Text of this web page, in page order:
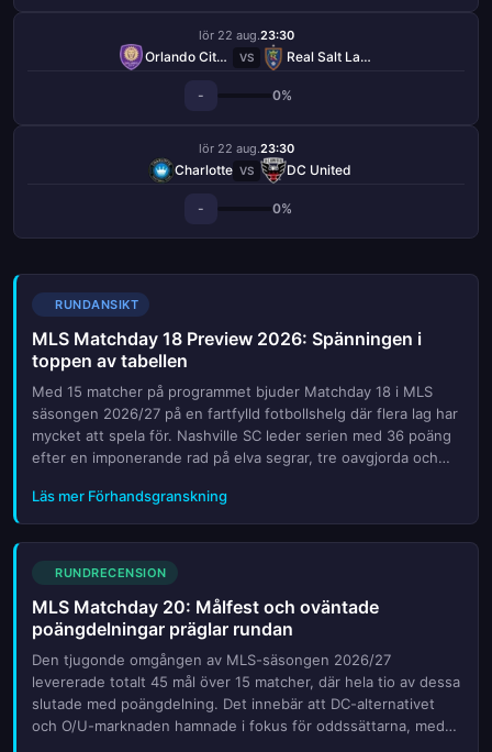
lör 22 aug.23:30
Orlando City SC VS Real Salt Lake
- 0%
lör 22 aug.23:30
Charlotte VS DC United
- 0%
RUNDANSIKT
MLS Matchday 18 Preview 2026: Spänningen i
toppen av tabellen
Med 15 matcher på programmet bjuder Matchday 18 i MLS
säsongen 2026/27 på en fartfylld fotbollshelg där flera lag har
mycket att spela för. Nashville SC leder serien med 36 poäng
efter en imponerande rad på elva segrar, tre oavgjorda och
Läs mer Förhandsgranskning
RUNDRECENSION
MLS Matchday 20: Målfest och oväntade
poängdelningar präglar rundan
Den tjugonde omgången av MLS-säsongen 2026/27
levererade totalt 45 mål över 15 matcher, där hela tio av dessa
slutade med poängdelning. Det innebär att DC-alternativet
och O/U-marknaden hamnade i fokus för oddssättarna, medan